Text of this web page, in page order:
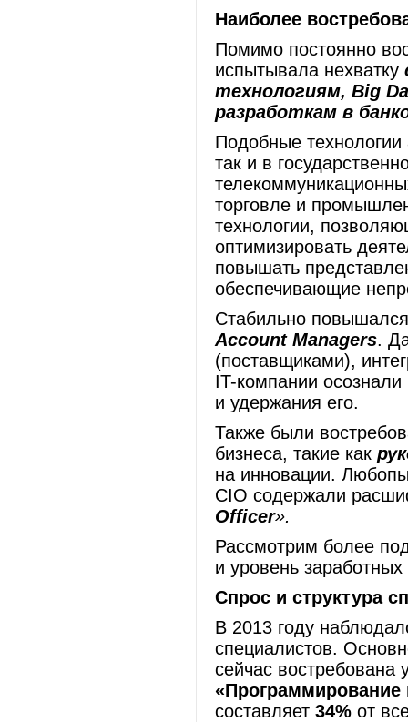
Наиболее
Помимо постоянно
испытывала нехватку
технологиям, Big
разработкам в
Подобные
так и в
торговле и
технологии,
оптимизировать
повышать
обеспечивающие
Стабильно
Account Managers.
(поставщиками),
IT-компании
и удержания его.
Также были
бизнеса, такие как
на инновации.
CIO содержали
Officer».
Рассмотрим более
и уровень
Спрос и структура
В 2013 году
специалистов.
сейчас востребована
«Программирование
составляет 34% от